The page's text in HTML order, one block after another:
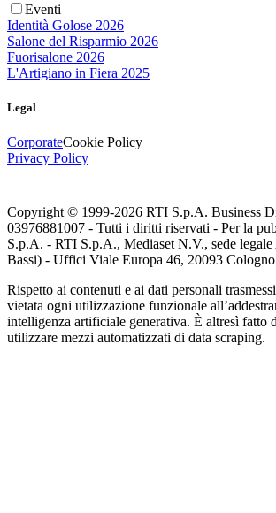
Eventi
Identità Golose 2026
Salone del Risparmio 2026
Fuorisalone 2026
L'Artigiano in Fiera 2025
Legal
CorporateCookie Policy
Privacy Policy
Copyright © 1999-2026 RTI S.p.A. Business
03976881007 - Tutti i diritti riservati - Per la
S.p.A. - RTI S.p.A., Mediaset N.V., sede legale
Bassi) - Uffici Viale Europa 46, 20093
Rispetto ai contenuti e ai dati personali
vietata ogni utilizzazione funzionale
intelligenza artificiale generativa. È altresì fatto
utilizzare mezzi automatizzati di data scraping.